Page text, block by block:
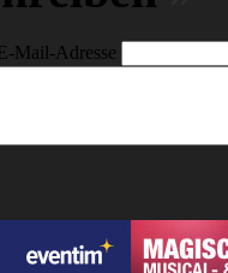
E-Mail-Adresse